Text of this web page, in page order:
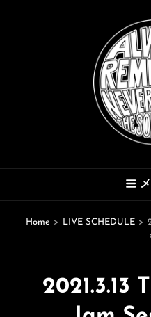
THE
Hard Mod
Home > LIVE SCHEDULE >
2021.3.13